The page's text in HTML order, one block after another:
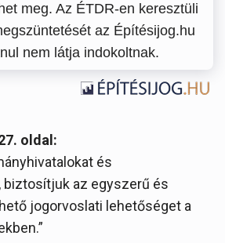
meg. Az ÉTDR-en keresztüli
az Építésijog.hu
nem látja indokoltnak.
oldal:
és
biztosítjuk az egyszerű és
jogorvoslati lehetőséget a